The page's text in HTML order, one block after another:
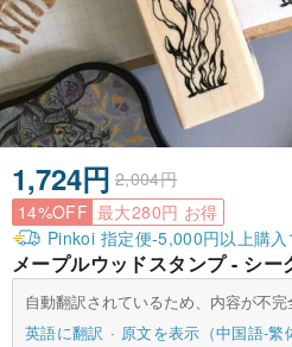
1,724円 2,004円
14%OFF 最大280円 お得
Pinkoi 指定便-5,000円以上購
メープルウッドスタンプ - シー
自動翻訳されているため、内容が不完
英語に翻訳
原文を表示（中国語-繁